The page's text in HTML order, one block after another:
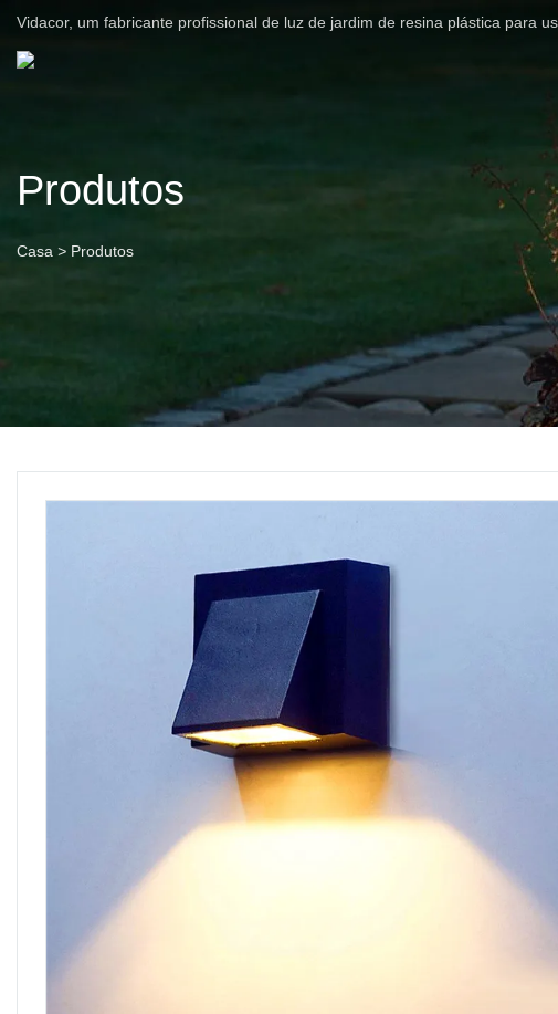
Vidacor, um fabricante profissional de luz de jardim de resina plástica para
Produtos
Casa > Produtos